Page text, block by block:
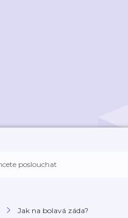
Jak na bolavá záda?